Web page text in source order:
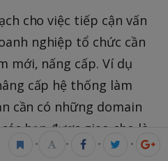
cho việc tiếp cận vấn
nghiệp tổ chức cần
mới, nấng cấp. Ví dụ
cấp hệ thống làm
cần có những domain
bạn được giao cho là
nâng cấp hệ thống kế
• • • •